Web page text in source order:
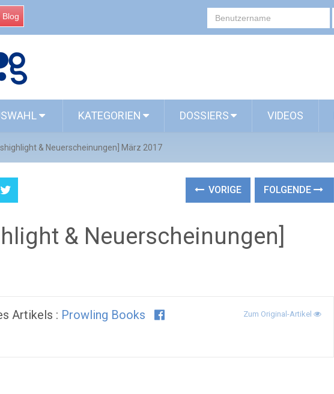
Blog
KATEGORIEN DOSSIERS VIDEOS
& Neuerscheinungen] März 2017
VORIGE FOLGENDE
& Neuerscheinungen]
Artikels : Prowling Books Zum Original-Artikel